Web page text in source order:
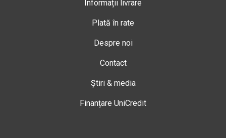
Informații livrare
Plată în rate
Despre noi
Contact
Știri & media
Finanțare UniCredit